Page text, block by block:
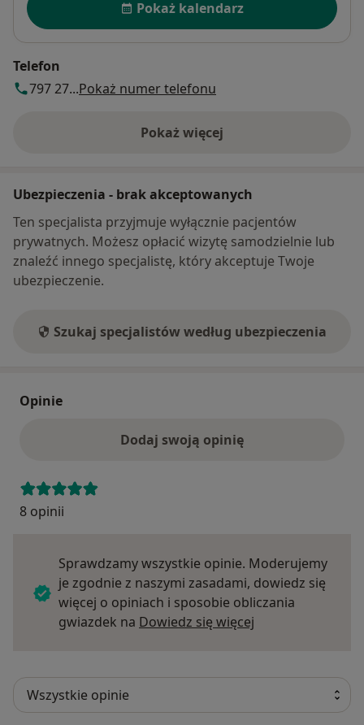
Pokaż kalendarz
Telefon
797 27...Pokaż numer telefonu
Pokaż więcej
o adresie
Ubezpieczenia - brak akceptowanych
Ten specjalista przyjmuje wyłącznie pacjentów
prywatnych. Możesz opłacić wizytę samodzielnie lub
znaleźć innego specjalistę, który akceptuje Twoje
ubezpieczenie.
Szukaj specjalistów według ubezpieczenia
Opinie
Dodaj swoją opinię
8 opinii
Sprawdzamy wszystkie opinie. Moderujemy
je zgodnie z naszymi zasadami, dowiedz się
więcej o opiniach i sposobie obliczania
gwiazdek na Dowiedz się więcej